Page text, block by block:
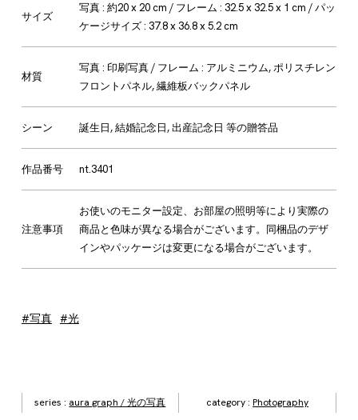
サイズ
写真 : 約20 x 20 cm / フレーム : 32.5 x 32.5 x 1 cm / パッ
ケージサイズ : 37.8 x 36.8 x 5.2 cm
材質
写真 : 印刷写真 / フレーム : アルミニウム, ポリスチレン
フロントパネル, 繊維板バックパネル
シーン 誕生日, 結婚記念日, 出産記念日 等の贈答品
作品番号 nt.3401
注意事項
お使いのモニター設定、お部屋の照明等により実際の
商品と色味が異なる場合がございます。同梱品のデザ
インやパッケージは変更になる場合がございます。
#写真 #光
series : aura graph / 光の写真 category :Photography